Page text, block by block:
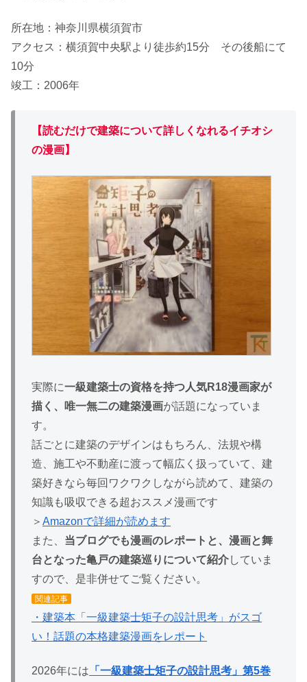
所在地：神奈川県横須賀市
アクセス：横須賀中央駅より徒歩約15分 その後船にて
10分
竣工：2006年
【読むだけで建築について詳しくなれるイチオシ
の漫画】
実際に一級建築士の資格を持つ人気R18漫画家が
描く、唯一無二の建築漫画が話題になっていま
す。
話ごとに建築のデザインはもちろん、法規や構
造、施工や不動産に渡って幅広く扱っていて、建
築好きなら毎回ワクワクしながら読めて、建築の
知識も吸収できる超おススメ漫画です
＞ Amazonで詳細が読めます
また、 当ブログでも漫画のレポートと、漫画と舞
台となった亀戸の建築巡りについて紹介していま
すので、是非併せてご覧ください。
関連記事
・建築本「一級建築士矩子の設計思考」がスゴ
い！話題の本格建築漫画をレポート
2026年には 「一級建築士矩子の設計思考」第5巻